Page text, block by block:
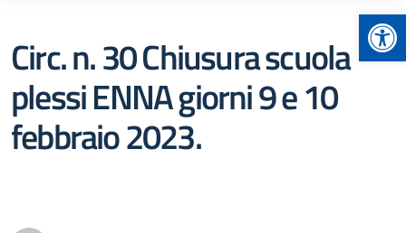
Circ. n. 30 Chiusura scuola
plessi ENNA giorni 9 e 10
febbraio 2023.